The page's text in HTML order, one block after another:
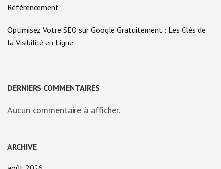
Référencement
Optimisez Votre SEO sur Google Gratuitement : Les Clés de
la Visibilité en Ligne
DERNIERS COMMENTAIRES
Aucun commentaire à afficher.
ARCHIVE